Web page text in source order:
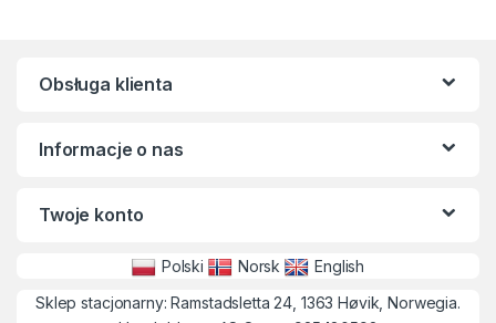
Obsługa klienta
Informacje o nas
Twoje konto
Polski Norsk
English
Sklep stacjonarny: Ramstadsletta 24, 1363 Høvik, Norwegia.